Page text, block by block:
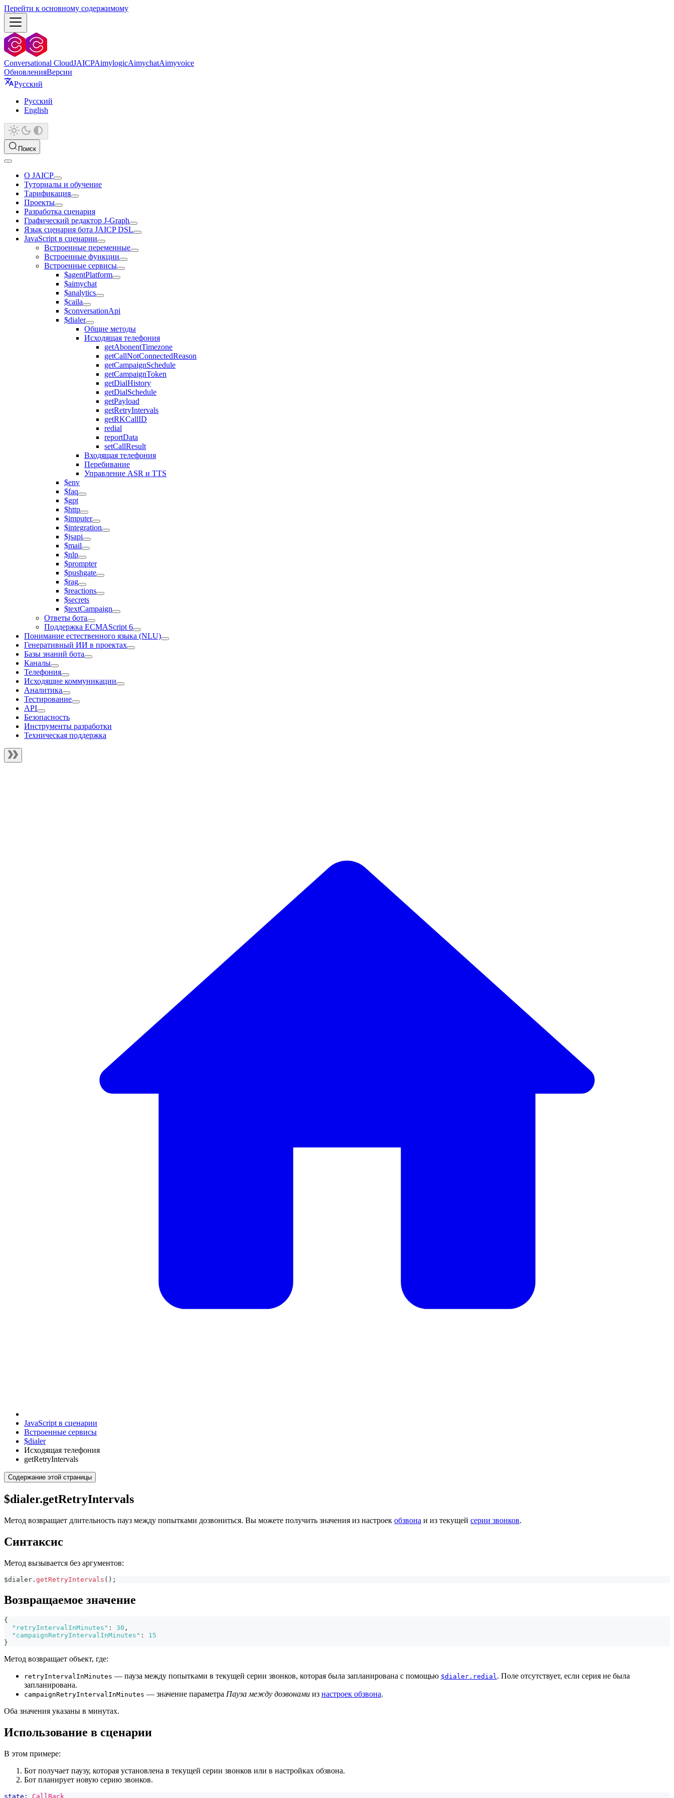
Перейти к основному содержимому
Conversational CloudJAICPAimylogicAimychatAimyvoice
ОбновленияВерсии
Русский
Русский
English
Поиск
О JAICP
Туториалы и обучение
Тарификация
Проекты
Разработка сценария
Графический редактор J‑Graph
Язык сценария бота JAICP DSL
JavaScript в сценарии
Встроенные переменные
Встроенные функции
Встроенные сервисы
$agentPlatform
$aimychat
$analytics
$caila
$conversationApi
$dialer
Общие методы
Исходящая телефония
getAbonentTimezone
getCallNotConnectedReason
getCampaignSchedule
getCampaignToken
getDialHistory
getDialSchedule
getPayload
getRetryIntervals
getRKCallID
redial
reportData
setCallResult
Входящая телефония
Перебивание
Управление ASR и TTS
$env
$faq
$gpt
$http
$imputer
$integration
$jsapi
$mail
$nlp
$prompter
$pushgate
$rag
$reactions
$secrets
$textCampaign
Ответы бота
Поддержка ECMAScript 6
Понимание естественного языка (NLU)
Генеративный ИИ в проектах
Базы знаний бота
Каналы
Телефония
Исходящие коммуникации
Аналитика
Тестирование
API
Безопасность
Инструменты разработки
Техническая поддержка
JavaScript в сценарии
Встроенные сервисы
$dialer
Исходящая телефония
getRetryIntervals
Содержание этой страницы
$dialer.getRetryIntervals
Метод возвращает длительность пауз между попытками дозвониться. Вы можете получить значения из настроек обзвона и из текущей серии звонков.
Синтаксис
Метод вызывается без аргументов:
$dialer . getRetryIntervals ( ) ;
Возвращаемое значение
{
"retryIntervalInMinutes" : 30 ,
"campaignRetryIntervalInMinutes" :
15
}
Метод возвращает объект, где:
retryIntervalInMinutes — пауза между попытками в текущей серии звонков, которая была запланирована с помощью $dialer.redial. Поле отсутствует, если серия не была
запланирована.
campaignRetryIntervalInMinutes — значение параметра Пауза между дозвонами из настроек обзвона.
Оба значения указаны в минутах.
Использование в сценарии
В этом примере:
Бот получает паузу, которая установлена в текущей серии звонков или в настройках обзвона.
Бот планирует новую серию звонков.
state: CallBack